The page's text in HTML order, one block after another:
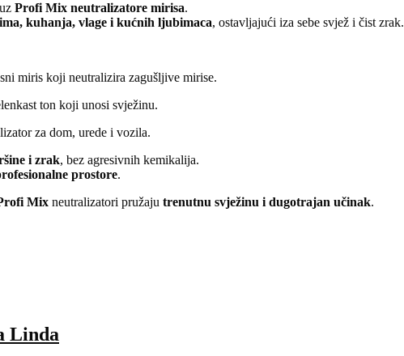
Profi Mix neutralizatore mirisa.
kuhanja, vlage i kućnih ljubimaca, ostavljajući iza sebe svjež i čist zrak.
miris koji neutralizira zagušljive mirise.
ton koji unosi svježinu.
za dom, urede i vozila.
i zrak, bez agresivnih kemikalija.
prostore.
Mix neutralizatori pružaju trenutnu svježinu i dugotrajan učinak.
Linda